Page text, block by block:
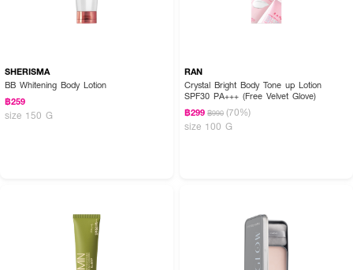
SHERISMA
BB Whitening Body Lotion
฿259
size 150 G
RAN
Crystal Bright Body Tone up Lotion
SPF30 PA+++ (Free Velvet Glove)
฿299 ฿990 (70%)
size 100 G